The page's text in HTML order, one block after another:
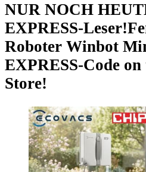
NUR NOCH
EXPRESS-Leser!
Roboter Winbot
EXPRESS-Code
Store!